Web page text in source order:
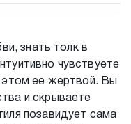
знать толк в
чувствуете
этом ее жертвой. Вы
и скрываете
позавидует сама